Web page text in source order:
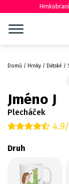
Domů Hrnky Dětské
Jméno J
Plecháček
Druh